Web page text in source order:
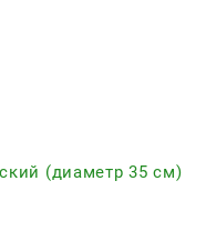
(диаметр 35 см)